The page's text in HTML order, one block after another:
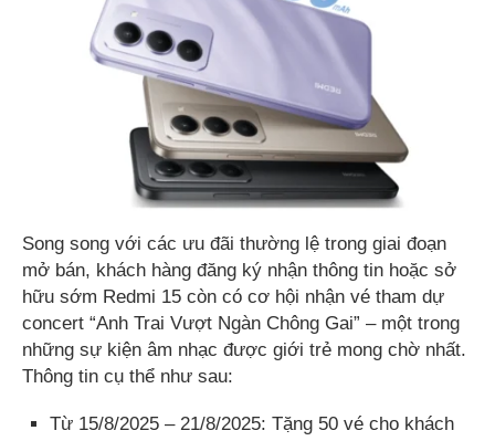
Song song với các ưu đãi thường lệ trong giai đoạn
mở bán, khách hàng đăng ký nhận thông tin hoặc sở
hữu sớm Redmi 15 còn có cơ hội nhận vé tham dự
concert “Anh Trai Vượt Ngàn Chông Gai” – một trong
những sự kiện âm nhạc được giới trẻ mong chờ nhất.
Thông tin cụ thể như sau:
Từ 15/8/2025 – 21/8/2025: Tặng 50 vé cho khách